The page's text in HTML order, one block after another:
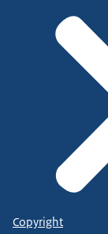
Copyright